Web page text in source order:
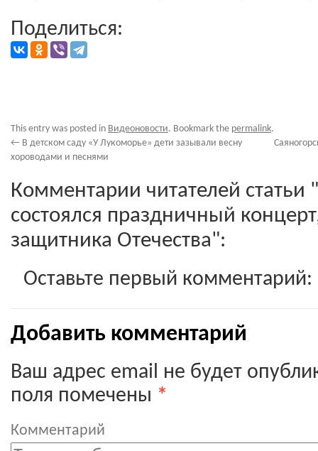
Поделиться:
This entry was posted in Видеоновости. Bookmark the permalink.
← В детском саду «У Лукоморье» дети зазывали весну
хороводами и песнями
Комментарии читателей статьи
состоялся праздничный
защитника Отечества":
Оставьте первый комментарий:
Добавить комментарий
Ваш адрес email не будет
поля помечены *
Комментарий